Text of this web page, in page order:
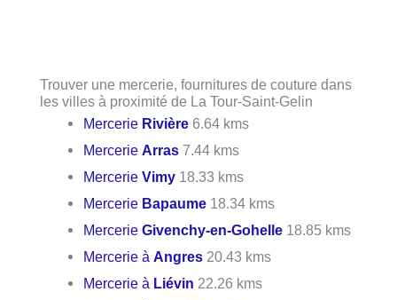
Trouver une mercerie, fournitures de couture dans
les villes à proximité de La Tour-Saint-Gelin
Mercerie Rivière 6.64 kms
MercerieArras 7.44 kms
MercerieVimy 18.33 kms
Mercerie Bapaume 18.34 kms
MercerieGivenchy-en-Gohelle 18.85 kms
Mercerie àAngres 20.43 kms
Mercerie à Liévin 22.26 kms